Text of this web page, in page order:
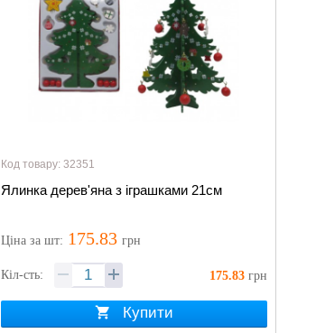
Код товару: 32351
Ялинка дерев'яна з іграшками 21см
Ціназа шт: 175.83 грн
Кіл-сть: 175.83 грн
Купити